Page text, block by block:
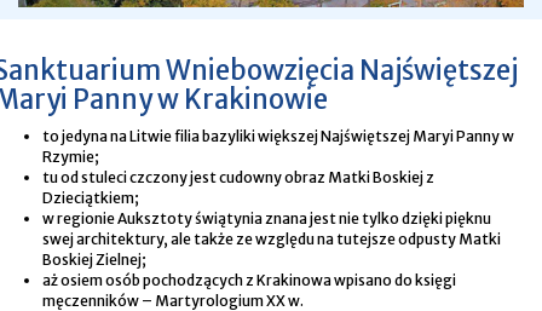
Wniebowzięcia Najświętszej
Panny w Krakinowie
to jedyna na Litwie filia bazyliki większej Najświętszej Maryi Panny w
Rzymie;
tu od stuleci czczony jest cudowny obraz Matki Boskiej z
Dzieciątkiem;
w regionie Auksztoty świątynia znana jest nie tylko dzięki pięknu
swej architektury, ale także ze względu na tutejsze odpusty Matki
Boskiej Zielnej;
aż osiem osób pochodzących z Krakinowa wpisano do księgi
męczenników – Martyrologium XX w.